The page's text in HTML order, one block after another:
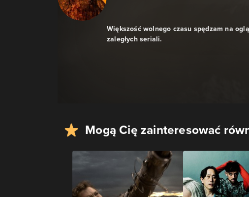
Większość wolnego czasu spędzam na
zaległych seriali.
Mogą Cię zainteresować